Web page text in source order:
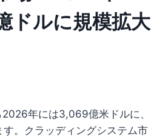
ルに規模拡大
年には3,069億米ドルに、
。クラッディングシステム市